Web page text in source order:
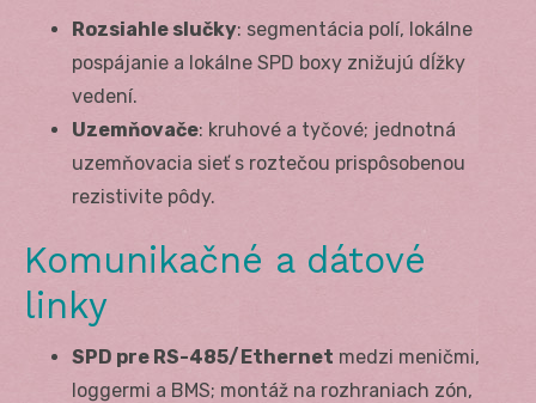
Rozsiahle slučky: segmentácia polí, lokálne
pospájanie a lokálne SPD boxy znižujú dĺžky
vedení.
Uzemňovače: kruhové a tyčové; jednotná
uzemňovacia sieť s roztečou prispôsobenou
rezistivite pôdy.
Komunikačné a dátové
linky
SPD pre RS-485/Ethernet medzi meničmi,
loggermi a BMS; montáž na rozhraniach zón,